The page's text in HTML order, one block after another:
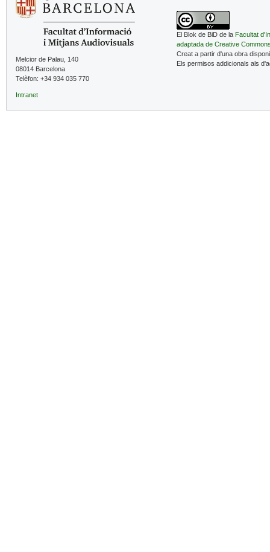
Melcior de Palau, 140
08014 Barcelona
Telèfon: +34 934 035 770
Intranet
El Blok de BiD de la Facultat
adaptada de Creative
Creat a partir d'una obra
Els permisos addicionals als